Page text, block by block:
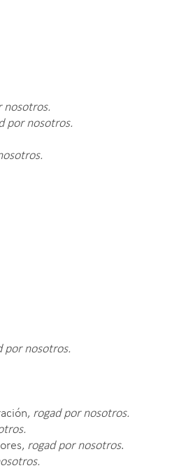
nosotros.
por nosotros.
por nosotros.
rogad por nosotros.
rogad por nosotros.